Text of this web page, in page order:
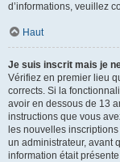
d’informations, veuillez
Haut
Je suis inscrit mais je
Vérifiez en premier lieu
corrects. Si la
avoir en dessous de 13
instructions que vous
les nouvelles
un administrateur, avant
information était